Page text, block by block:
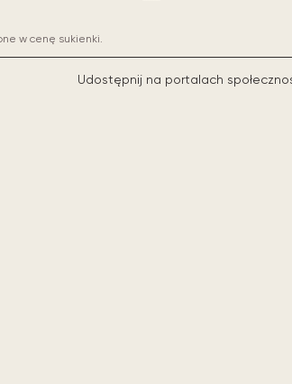
w cenę sukienki.
Udostępnij na portalach